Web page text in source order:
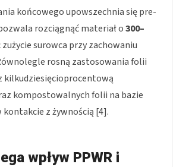
końcowego upowszechnia się pre-
rozciągnąć materiał o300–
surowca przy zachowaniu
rosną zastosowania folii
kilkudziesięcioprocentową
kompostowalnych folii na bazie
z żywnością [4].
wpływ PPWR i